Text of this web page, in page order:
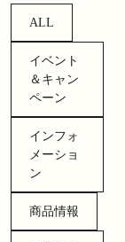
ALL
イベント
＆キャン
ペーン
インフォ
メーショ
ン
商品情報